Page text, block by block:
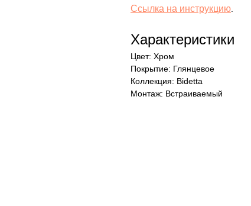
Ссылка на инструкцию.
Характеристики
Цвет: Хром
Покрытие: Глянцевое
Коллекция: Bidetta
Монтаж: Встраиваемый